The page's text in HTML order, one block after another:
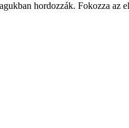
hordozzák. Fokozza az